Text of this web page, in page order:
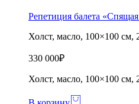
Репетиция балета
Холст, масло, 100×100 см,
330 000₽
Холст, масло, 100×100 см,